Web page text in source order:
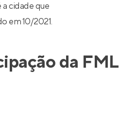
cidade que
em 10/2021.
da FML